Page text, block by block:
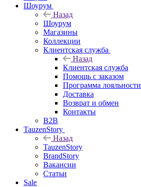
Шоурум
Назад
Шоурум
Магазины
Коллекции
Клиентская служба
Назад
Клиентская служба
Помощь с заказом
Программа лояльности
Доставка
Возврат и обмен
Контакты
B2B
TauzenStory
Назад
TauzenStory
BrandStory
Вакансии
Статьи
Sale